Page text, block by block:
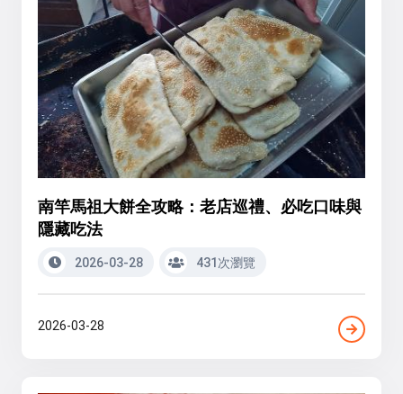
南竿馬祖大餅全攻略：老店巡禮、必吃口味與
隱藏吃法
2026-03-28 431次瀏覽
2026-03-28